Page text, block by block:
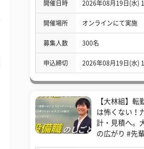
開催日時 2026年08月19日(水)
開催場所 オンラインにて実施
募集人数 300名
申込締切 2026年08月19日(水)
【大林組】転
は怖くない！
計・見積へ。
の広がり #先